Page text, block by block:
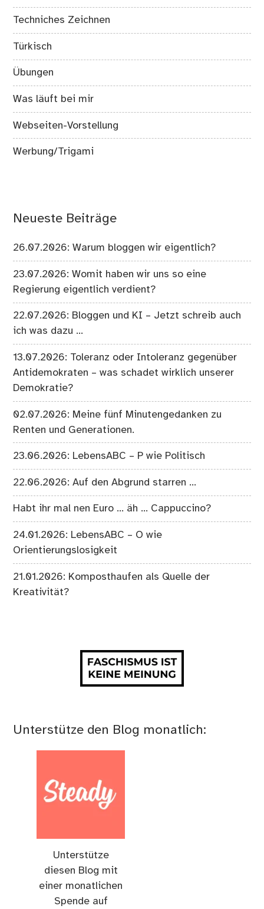
Techniches Zeichnen
Türkisch
Übungen
Was läuft bei mir
Webseiten-Vorstellung
Werbung/Trigami
Neueste Beiträge
26.07.2026: Warum bloggen wir eigentlich?
23.07.2026: Womit haben wir uns so eine
Regierung eigentlich verdient?
22.07.2026: Bloggen und KI – Jetzt schreib auch
ich was dazu …
13.07.2026: Toleranz oder Intoleranz gegenüber
Antidemokraten – was schadet wirklich unserer
Demokratie?
02.07.2026: Meine fünf Minutengedanken zu
Renten und Generationen.
23.06.2026: LebensABC – P wie Politisch
22.06.2026: Auf den Abgrund starren …
Habt ihr mal nen Euro … äh … Cappuccino?
24.01.2026: LebensABC – O wie
Orientierungslosigkeit
21.01.2026: Komposthaufen als Quelle der
Kreativität?
Unterstütze den Blog monatlich:
Unterstütze
diesen Blog mit
einer monatlichen
Spende auf